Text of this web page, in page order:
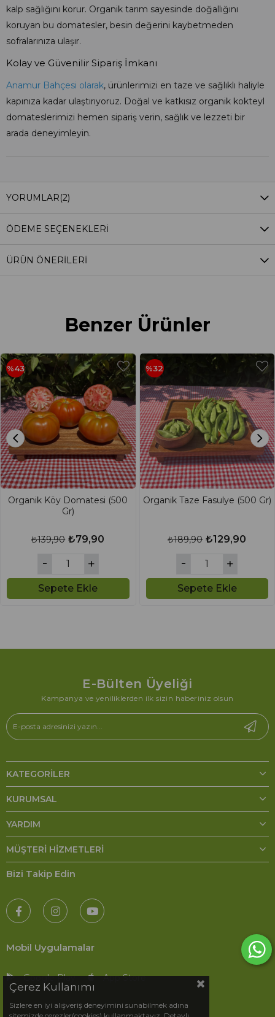
kalp sağlığını korur. Organik tarım sayesinde doğallığını
koruyan bu domatesler, besin değerini kaybetmeden
sofralarınıza ulaşır.
Kolay ve Güvenilir Sipariş İmkanı
Anamur Bahçesi olarak, ürünlerimizi en taze ve sağlıklı haliyle
kapınıza kadar ulaştırıyoruz. Doğal ve katkısız organik kokteyl
domateslerimizi hemen sipariş verin, sağlık ve lezzeti bir
arada deneyimleyin.
YORUMLAR(2)
ÖDEME SEÇENEKLERI
ÜRÜN ÖNERILERI
Benzer Ürünler
Organik Köy Domatesi (500
Gr)
₺79,90
₺139,90
Sepete Ekle
%43
Organik Taze Fasulye (500 Gr)
₺129,90
₺189,90
Sepete Ekle
%32
E-Bülten Üyeliği
Kampanya ve yeniliklerden ilk sizin haberiniz olsun
KATEGORILER
KURUMSAL
YARDIM
MÜŞTERI HIZMETLERI
Bizi Takip Edin
Mobil Uygulamalar
Google Play App Store
Çerez Kullanımı
Sizlere en iyi alışveriş deneyimini sunabilmek adına